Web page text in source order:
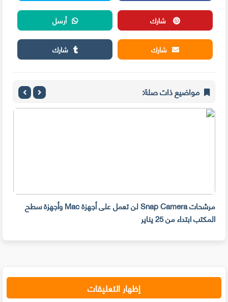
شارك
أرسل
شارك
شارك
مواضيع ذات صلة:
مرشحات Snap Camera لن تعمل على أجهزة Mac وأجهزة سطح
المكتب ابتداء من 25 يناير
إظهار التعليقات